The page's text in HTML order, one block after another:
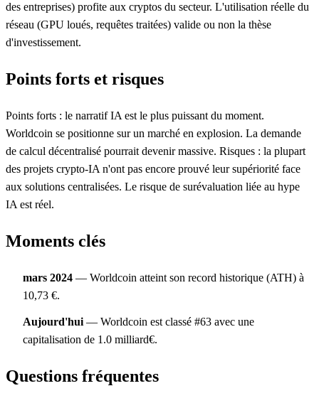
des entreprises) profite aux cryptos du secteur. L'utilisation réelle du
réseau (GPU loués, requêtes traitées) valide ou non la thèse
d'investissement.
Points forts et risques
Points forts : le narratif IA est le plus puissant du moment.
Worldcoin se positionne sur un marché en explosion. La demande
de calcul décentralisé pourrait devenir massive. Risques : la plupart
des projets crypto-IA n'ont pas encore prouvé leur supériorité face
aux solutions centralisées. Le risque de surévaluation liée au hype
IA est réel.
Moments clés
mars 2024 — Worldcoin atteint son record historique (ATH) à
10,73 €.
Aujourd'hui — Worldcoin est classé #63 avec une
capitalisation de 1.0 milliard€.
Questions fréquentes